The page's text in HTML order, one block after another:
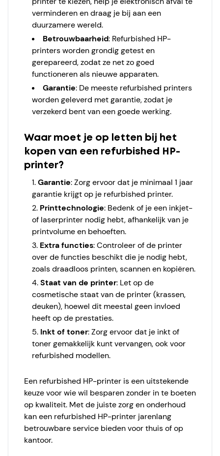
verminderen en draag je bij aan een
duurzamere wereld.
Betrouwbaarheid: Refurbished HP-
printers worden grondig getest en
gerepareerd, zodat ze net zo goed
functioneren als nieuwe apparaten.
Garantie: De meeste refurbished printers
worden geleverd met garantie, zodat je
verzekerd bent van een goede werking.
Waar moet je op letten bij het
kopen van een refurbished HP-
printer?
Garantie: Zorg ervoor dat je minimaal 1 jaar
garantie krijgt op je refurbished printer.
Printtechnologie: Bedenk of je een inkjet-
of laserprinter nodig hebt, afhankelijk van je
printvolume en behoeften.
Extra functies: Controleer of de printer
over de functies beschikt die je nodig hebt,
zoals draadloos printen, scannen en kopiëren.
Staat van de printer: Let op de
cosmetische staat van de printer (krassen,
deuken), hoewel dit meestal geen invloed
heeft op de prestaties.
Inkt of toner: Zorg ervoor dat je inkt of
toner gemakkelijk kunt vervangen, ook voor
refurbished modellen.
Een refurbished HP-printer is een uitstekende
keuze voor wie wil besparen zonder in te boeten
op kwaliteit. Met de juiste zorg en onderhoud
kan een refurbished HP-printer jarenlang
betrouwbare service bieden voor thuis of op
kantoor.